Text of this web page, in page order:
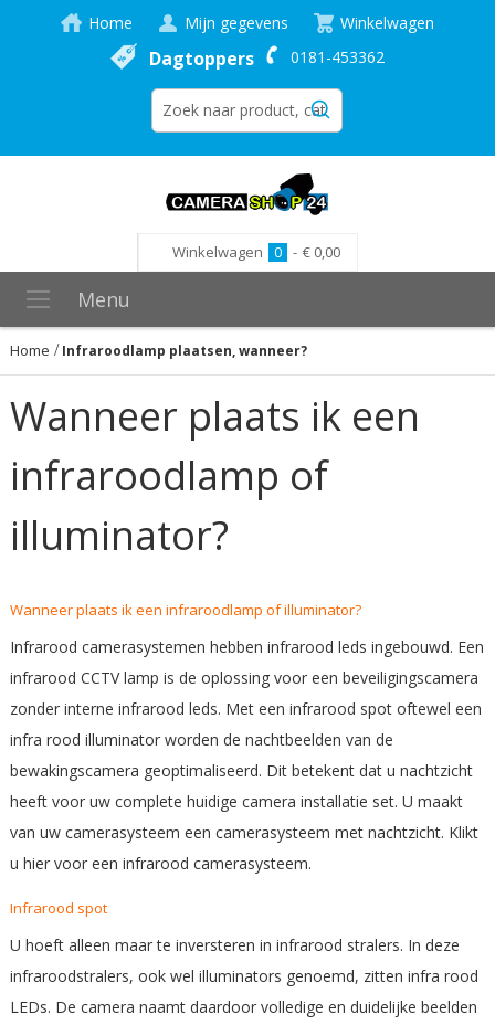
Home Mijn gegevens Winkelwagen
Dagtoppers 0181-453362
Winkelwagen 0 - € 0,00
Menu
Home Infraroodlamp plaatsen, wanneer?
Wanneer plaats ik een
infraroodlamp of
illuminator?
Wanneer plaats ik een infraroodlamp of illuminator?
Infrarood camerasystemen hebben infrarood leds ingebouwd. Een
infrarood CCTV lamp is de oplossing voor een beveiligingscamera
zonder interne infrarood leds. Met een infrarood spot oftewel een
infra rood illuminator worden de nachtbeelden van de
bewakingscamera geoptimaliseerd. Dit betekent dat u nachtzicht
heeft voor uw complete huidige camera installatie set. U maakt
van uw camerasysteem een camerasysteem met nachtzicht. Klikt
u hier voor een infrarood camerasysteem.
Infrarood spot
U hoeft alleen maar te inversteren in infrarood stralers. In deze
infraroodstralers, ook wel illuminators genoemd, zitten infra rood
LEDs. De camera naamt daardoor volledige en duidelijke beelden